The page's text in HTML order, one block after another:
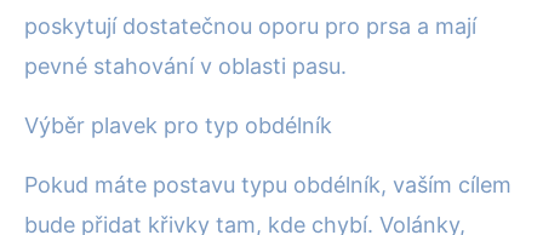
poskytují dostatečnou oporu pro prsa a mají
pevné stahování v oblasti pasu.
Výběr plavek pro typ obdélník
Pokud máte postavu typu obdélník, vaším cílem
bude přidat křivky tam, kde chybí. Volánky,